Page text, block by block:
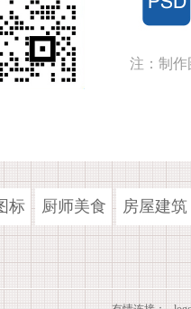
注：制作
标 厨师美食 房屋建筑